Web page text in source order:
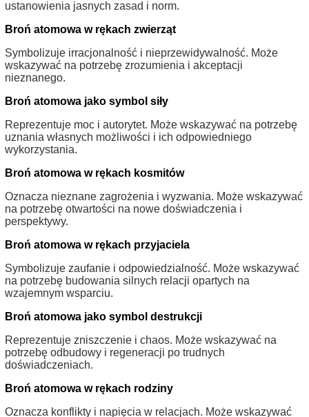
ustanowienia jasnych zasad i norm.
Broń atomowa w rękach zwierząt
Symbolizuje irracjonalność i nieprzewidywalność. Może
wskazywać na potrzebę zrozumienia i akceptacji
nieznanego.
Broń atomowa jako symbol siły
Reprezentuje moc i autorytet. Może wskazywać na potrzebę
uznania własnych możliwości i ich odpowiedniego
wykorzystania.
Broń atomowa w rękach kosmitów
Oznacza nieznane zagrożenia i wyzwania. Może wskazywać
na potrzebę otwartości na nowe doświadczenia i
perspektywy.
Broń atomowa w rękach przyjaciela
Symbolizuje zaufanie i odpowiedzialność. Może wskazywać
na potrzebę budowania silnych relacji opartych na
wzajemnym wsparciu.
Broń atomowa jako symbol destrukcji
Reprezentuje zniszczenie i chaos. Może wskazywać na
potrzebę odbudowy i regeneracji po trudnych
doświadczeniach.
Broń atomowa w rękach rodziny
Oznacza konflikty i napięcia w relacjach. Może wskazywać